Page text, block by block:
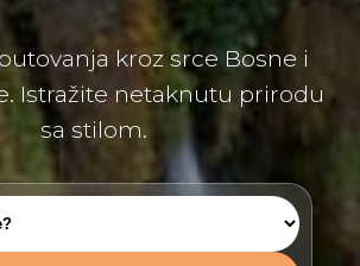
kroz srce Bosne i
Istražite netaknutu prirodu
sa stilom.